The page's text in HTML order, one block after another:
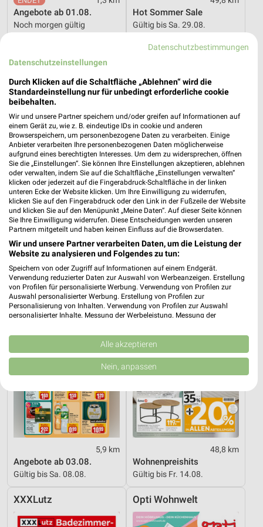
Angebote ab 01.08.
Noch morgen gültig
Hot Sommer Sale
Gültig bis Sa. 29.08.
48,8 km
Wohnen Spezial
Gültig bis Fr. 14.08.
XXXLutz
48,8 km
Gültig bis Fr. 14.08.
REWE
5,9 km
Angebote ab 03.08.
Gültig bis Sa. 08.08.
XXXLutz
48,8 km
Wohnenpreishits
Gültig bis Fr. 14.08.
XXXLutz Opti Wohnwelt
Datenschutzbestimmungen
Datenschutzeinstellungen
Durch Klicken auf die Schaltfläche „Ablehnen“ wird die
Standardeinstellung nur für unbedingt erforderliche cookie
beibehalten.
Wir und unsere Partner speichern und/oder greifen auf Informationen auf
einem Gerät zu, wie z. B. eindeutige IDs in cookie und anderen
Browserspeichern, um personenbezogene Daten zu verarbeiten. Einige
Anbieter verarbeiten Ihre personenbezogenen Daten möglicherweise
aufgrund eines berechtigten Interesses. Um dem zu widersprechen, öffnen
Sie die „Einstellungen“. Sie können Ihre Einstellungen akzeptieren, ablehnen
oder verwalten, indem Sie auf die Schaltfläche „Einstellungen verwalten“
klicken oder jederzeit auf die Fingerabdruck-Schaltfläche in der linken
unteren Ecke der Website klicken. Um Ihre Einwilligung zu widerrufen,
klicken Sie auf den Fingerabdruck oder den Link in der Fußzeile der Website
und klicken Sie auf den Menüpunkt „Meine Daten“. Auf dieser Seite können
Sie Ihre Einwilligung widerrufen. Diese Entscheidungen werden unseren
Partnern mitgeteilt und haben keinen Einfluss auf die Browserdaten.
Wir und unsere Partner verarbeiten Daten, um die Leistung der
Website zu analysieren und Folgendes zu tun:
Speichern von oder Zugriff auf Informationen auf einem Endgerät.
Verwendung reduzierter Daten zur Auswahl von Werbeanzeigen. Erstellung
von Profilen für personalisierte Werbung. Verwendung von Profilen zur
Auswahl personalisierter Werbung. Erstellung von Profilen zur
Personalisierung von Inhalten. Verwendung von Profilen zur Auswahl
personalisierter Inhalte. Messung der Werbeleistung. Messung der
Kombinationen von Daten aus verschiedenen Quellen. Entwicklung und
Verbesserung der Angebote. Verwendung reduzierter Daten zur Auswahl
von Inhalten.
Daten können außerhalb der Europäischen Union weitergegeben und in die
USA gesendet werden.
Website/App.
Partnerliste anzeigen (1 IAB-Anbieter)
Wir nutzen Ihre Daten für folgende Zwecke:
IAB-Verarbeitungszwecke:
Speichern von oder Zugriff auf Informationen
auf einem Endgerät
Werbeanzeigen
Alle akzeptieren
Nein, anpassen